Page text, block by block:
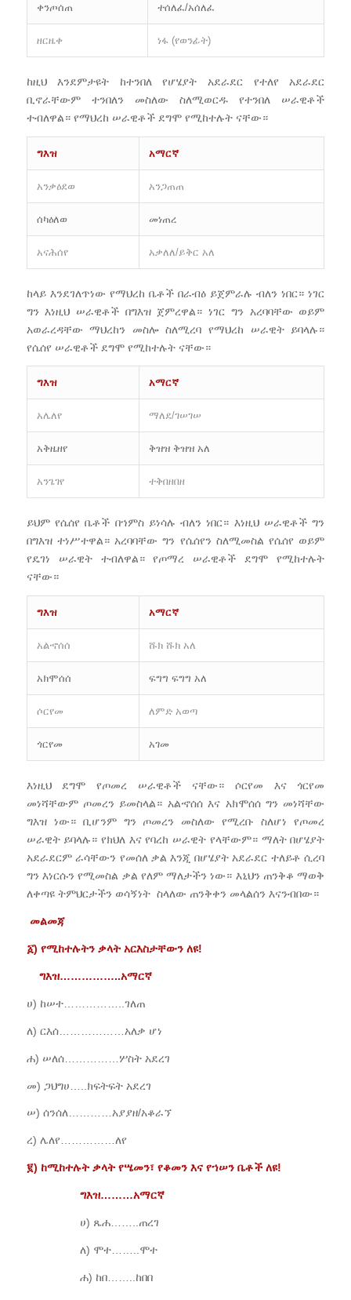
ቀንጦሰጠ ተሰለፈ/አሰለፈ
ዘርዜቀ ነፋ (የወንፊት)
ከዚህ እንደምታዩት ከተንበለ የሆሄያት አደራደር የተለየ አደራደር
ቢኖራቸውም ተንበለን መስለው ስለሚወርዱ የተንበለ ሠራዊቶች
ተብለዋል። የማህረከ ሠራዊቶች ደግሞ የሚከተሉት ናቸው።
ግእዝ አማርኛ
አንቃዕደወ አንጋጠጠ
ሰካዕለወ መነጠረ
አናሕሰየ አቃለለ/ይቅር አለ
ከላይ እንደገለጥነው የማህረከ ቤቶች በራብዕ ይጀምራሉ ብለን ነበር። ነገር
ግን እነዚህ ሠራዊቶች በግእዝ ጀምረዋል። ነገር ግን አረባባቸው ወይም
አወራረዳቸው ማህረከን መስሎ ስለሚረባ የማህረከ ሠራዊት ይባላሉ።
የሴሰየ ሠራዊቶች ደግሞ የሚከተሉት ናቸው።
ግእዝ አማርኛ
አሌለየ ማለደ/ገሠገሠ
አቅዜዘየ ቅዝዝ ቅዝዝ አለ
አንጌገየ ተቅበዘበዘ
ይህም የሴሰየ ቤቶች በኀምስ ይነሳሉ ብለን ነበር። እነዚህ ሠራዊቶች ግን
በግእዝ ተነሥተዋል። አረባባቸው ግን የሴሰየን ስለሚመስል የሴሰየ ወይም
የዴገነ ሠራዊት ተብለዋል። የጦማረ ሠራዊቶች ደግሞ የሚከተሉት
ናቸው።
ግእዝ አማርኛ
አልኆሰሰ ሹክ ሹክ አለ
አክሞሰሰ ፍግግ ፍግግ አለ
ሶርየመ ለምድ አወጣ
ጎርየመ አገመ
እነዚህ ደግሞ የጦመረ ሠራዊቶች ናቸው። ሶርየመ እና ጎርየመ
መነሻቸውም ጦመረን ይመስላል። አልኆሰሰ እና አክሞሰሰ ግን መነሻቸው
ግእዝ ነው። ቢሆንም ግን ጦመረን መስለው የሚረቡ ስለሆነ የጦመረ
ሠራዊት ይባላሉ። የክህለ እና የባረከ ሠራዊት የላቸውም። ማለት በሆሄያት
አደራደርም ራሳቸውን የመሰለ ቃል እንጂ በሆሄያት አደራደር ተለይቶ ሲረባ
ግን እነርሱን የሚመስል ቃል የለም ማለታችን ነው። እኒህን ጠንቅቆ ማወቅ
ለቀጣዩ ትምህርታችን ወሳኝነት ስላለው ጠንቅቀን መላልሰን እናንብበው።
መልመጃ
፩) የሚከተሉትን ቃላት አርእስታቸውን ለዩ!
ግእዝ……………..አማርኛ
ሀ) ከሠተ……………..ገለጠ
ለ) ርእሰ………………አለቃ ሆነ
ሐ) ሠለሰ……………ሦስት አደረገ
መ) ጋህግሀ…..ክፍትፍት አደረገ
ሠ) ሰንሰለ…………አያያዘ/አቆራኘ
ረ) ሌለየ……………ለየ
፪) ከሚከተሉት ቃላት የሤመን፣ የቆመን እና የኀሠን ቤቶች ለዩ!
ግእዝ………አማርኛ
ሀ) ጼሐ……..ጠረገ
ለ) ሞተ……..ሞተ
ሐ) ከበ……..ከበበ